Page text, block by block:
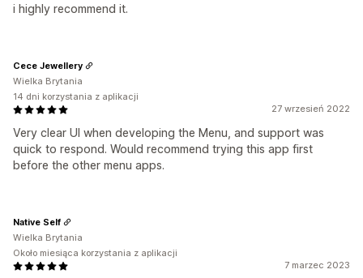
i highly recommend it.
27 wrzesień 2022
Very clear UI when developing the Menu, and support was
quick to respond. Would recommend trying this app first
before the other menu apps.
Cece Jewellery
Wielka Brytania
14 dni korzystania z aplikacji
7 marzec 2023
Native Self
Wielka Brytania
Około miesiąca korzystania z aplikacji